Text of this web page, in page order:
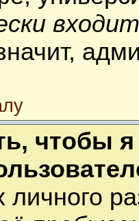
чтобы
личного